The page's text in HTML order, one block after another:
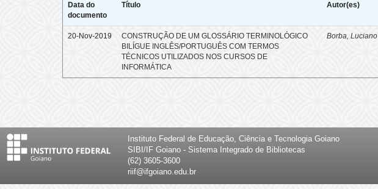
Data do
documento
Título Autor(es)
20-Nov-2019
CONSTRUÇÃO DE UM GLOSSÁRIO TERMINOLÓGICO
BILÍGUE INGLÊS/PORTUGUÊS COM TERMOS
TÉCNICOS UTILIZADOS NOS CURSOS DE
INFORMÁTICA
Borba, Luciano
Instituto Federal de Educação, Ciência e Tecnologia Goiano
SIBI/IF Goiano - Sistema Integrado de Bibliotecas
(62) 3605-3600
riif@ifgoiano.edu.br